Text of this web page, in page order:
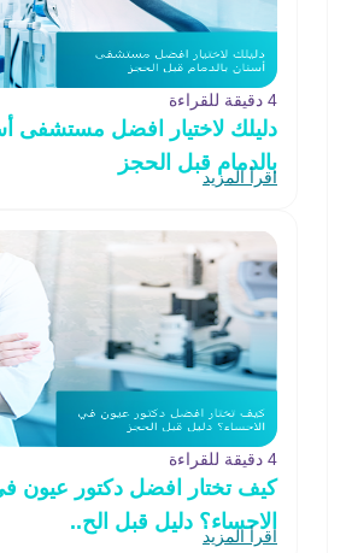
4 دقيقة للقراءة
دليلك لاختيار افضل مستشفى
بالدمام قبل الحجز
اقرأ المزيد
4 دقيقة للقراءة
كيف تختار افضل دكتور عيون
الاحساء؟ دليل قبل الح..
اقرأ المزيد